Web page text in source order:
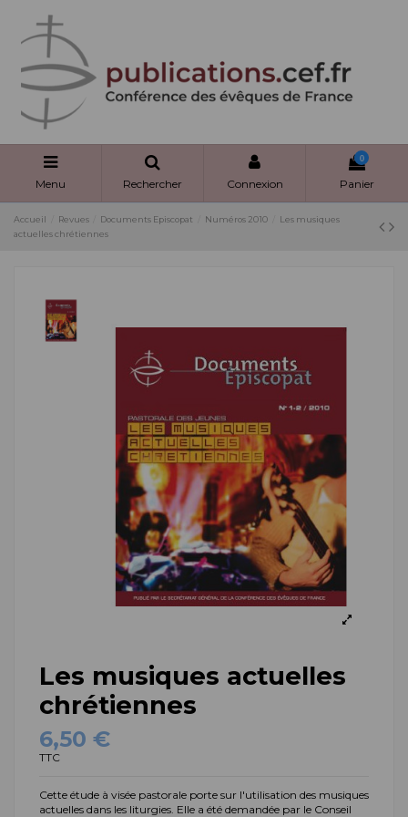
Menu Rechercher Connexion
0
Panier
Accueil Revues Documents Episcopat Numéros 2010
Les musiques
actuelles chrétiennes
Les musiques actuelles
chrétiennes
6,50 €
TTC
Cette étude à visée pastorale porte sur l'utilisation des musiques
actuelles dans les liturgies. Elle a été demandée par le Conseil